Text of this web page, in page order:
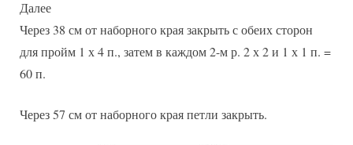
Далее
Через 38 см от наборного края закрыть с обеих сторон
для пройм 1 х 4 п., затем в каждом 2-м р. 2 х 2 и 1 х 1 п. =
60 п.
Через 57 см от наборного края петли закрыть.